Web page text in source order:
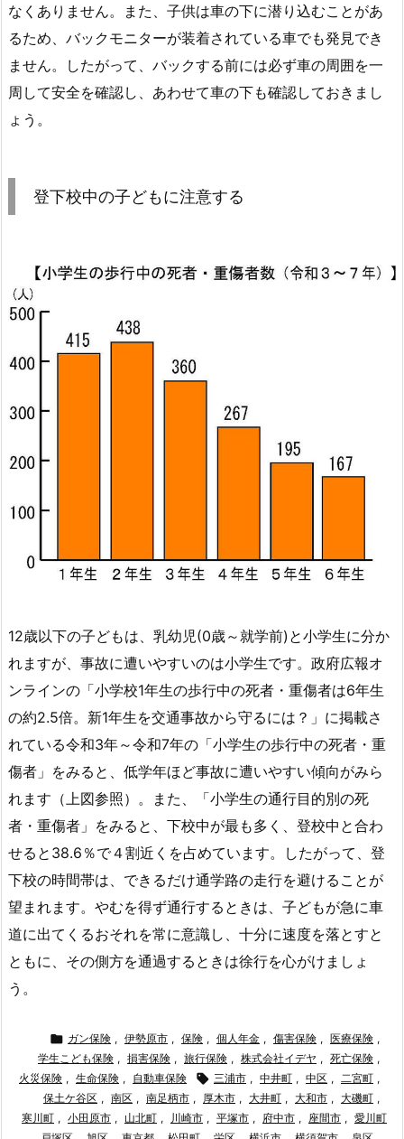
なくありません。また、子供は車の下に潜り込むことがあ
るため、バックモニターが装着されている車でも発見でき
ません。したがって、バックする前には必ず車の周囲を一
周して安全を確認し、あわせて車の下も確認しておきまし
ょう。
登下校中の子どもに注意する
12歳以下の子どもは、乳幼児(0歳～就学前)と小学生に分か
れますが、事故に遭いやすいのは小学生です。政府広報オ
ンラインの「小学校1年生の歩行中の死者・重傷者は6年生
の約2.5倍。新1年生を交通事故から守るには？」に掲載さ
れている令和3年～令和7年の「小学生の歩行中の死者・重
傷者」をみると、低学年ほど事故に遭いやすい傾向がみら
れます（上図参照）。また、「小学生の通行目的別の死
者・重傷者」をみると、下校中が最も多く、登校中と合わ
せると38.6％で４割近くを占めています。したがって、登
下校の時間帯は、できるだけ通学路の走行を避けることが
望まれます。やむを得ず通行するときは、子どもが急に車
道に出てくるおそれを常に意識し、十分に速度を落とすと
ともに、その側方を通過するときは徐行を心がけましょ
う。
 ガン保険 , 伊勢原市 , 保険 , 個人年金 , 傷害保険 , 医療保険 ,
学生こども保険 , 損害保険 , 旅行保険 , 株式会社イデヤ , 死亡保険 ,
火災保険 , 生命保険 , 自動車保険  三浦市 , 中井町 , 中区 , 二宮町 ,
保土ケ谷区 , 南区 , 南足柄市 , 厚木市 , 大井町 , 大和市 , 大磯町 ,
寒川町 , 小田原市 , 山北町 , 川崎市 , 平塚市 , 府中市 , 座間市 , 愛川町